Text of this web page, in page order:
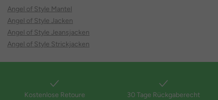
Ob du den Loose Fit liebst, einen trendigen Oversize-Look
bevorzugst oder dich in formenden Jeans rundum wohlfühlst –
jedes Stück wurde so entwickelt, dass du deinen individuellen Stil
leben kannst.
Angel of Style Mode für jeden Tag
Casual & Cool – für deinen Alltag
Angel of Style Mantel
Angel of Style Jacken
Angel of Style Jeansjacken
Angel of Style Strickjacken
Kostenlose Retoure 30 Tage Rückgaberecht